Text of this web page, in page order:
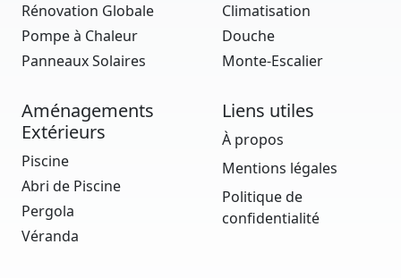
Rénovation Globale
Pompe à Chaleur
Panneaux Solaires
Climatisation
Douche
Monte-Escalier
Aménagements
Extérieurs
Piscine
Abri de Piscine
Pergola
Véranda
Liens utiles
À propos
Mentions légales
Politique de
confidentialité